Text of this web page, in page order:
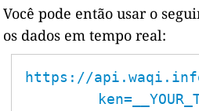
Você pode então usar o
os dados em tempo real:
https://